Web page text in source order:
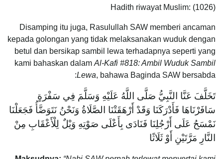
Hadith riwayat Muslim: (1026)
Disamping itu juga, Rasulullah SAW memberi ancaman
kepada golongan yang tidak melaksanakan wuduk dengan
betul dan bersikap sambil lewa terhadapnya seperti yang
kami bahaskan dalam Al-Kafi #818: Ambil Wuduk Sambil
Lewa, bahawa Baginda SAW bersabda:
تَخَلَّفَ عَنَّا النَّبِيُّ صَلَّى اللَّهُ عَلَيْهِ وَسَلَّمَ فِي سَفْرَةٍ
سَافَرْنَاهَا فَأَدْرَكَنَا وَقَدْ أَرْهَقَتْنَا الصَّلَاةُ وَنَحْنُ نَتَوَضَّأُ فَجَعَلْنَا
نَمْسَحُ عَلَى أَرْجُلِنَا فَنَادَى بِأَعْلَى صَوْتِهِ وَيْلٌ لِلْأَعْقَابِ مِنْ
النَّارِ مَرَّتَيْنِ أَوْ ثَلَاثًا